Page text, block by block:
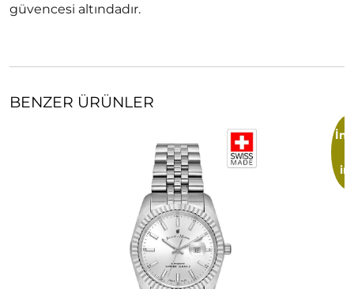
güvencesi altındadır.
BENZER ÜRÜNLER